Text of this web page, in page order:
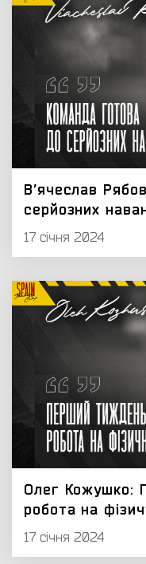
Вʼячеслав
серйозних
17 січня 2024
Олег Кожушко:
робота на
17 січня 2024